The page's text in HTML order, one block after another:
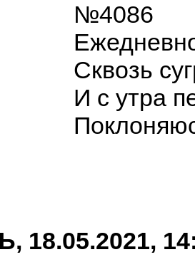
№4086
Сквозь
И с утра
18.05.2021,